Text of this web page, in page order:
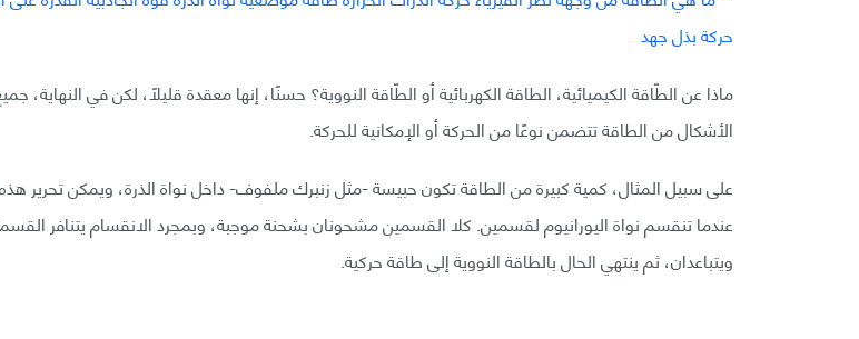
ماذا عن الطّاقة الكيميائية، الطاقة الكهربائية أو الطّاقة النووية؟ حسنًا، إنها معقدة قليلًا، لكن في النهاية،
الأشكال من الطاقة تتضمن نوعًا من الحركة أو الإمكانية للحركة.
على سبيل المثال، كمية كبيرة من الطاقة تكون حبيسة -مثل زنبرك ملفوف- داخل نواة الذرة، ويمكن تحرير
عندما تنقسم نواة اليورانيوم لقسمين. كلا القسمين مشحونان بشحنة موجبة، وبمجرد الانقسام يتنافر
ويتباعدان، ثم ينتهي الحال بالطاقة النووية إلى طاقة حركية.